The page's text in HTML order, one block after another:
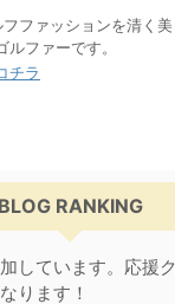
ファッションを清く
ファーです。
チラ
BLOG RANKING
しています。応援
ります！